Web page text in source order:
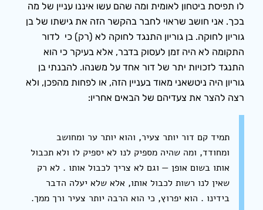
לו תפיסת ביטחון לאומית ומה שהם עשו איננו עניין של מה
בכך. אני חושב שראוי לחבר בהקשר הזה את גישתו של בן
גוריון לחוקה. בן גוריון התנגד לחוקה לא (רק) כי לדור
התקומה לא היה זמן לעסוק בדבר, אלא בעיקר כי הוא
התנגד לזכויות יתר של דור אחד על משנהו. להבנתי בן
גוריון היה ניטשאני מאוד בעניין הזה, או לפחות מהפכן, ולא
רצה להצר את צעדיהם של הבאים אחריו:
תמיד קם דור יותר צעיר, והוא יותר ער ומחושב
ומחודד, ומה שהיה מספיק לנו לא יספיק לו ולא תכבול
אותו בשום אופן — וגם לא צריך לכבול אותו . לא רק
שאין לנו רשות לכבול אותו, אלא שלא יעלה הדבר
בידינו . הוא יפרוץ, כי הוא הרבה יותר צעיר ורך ממך.